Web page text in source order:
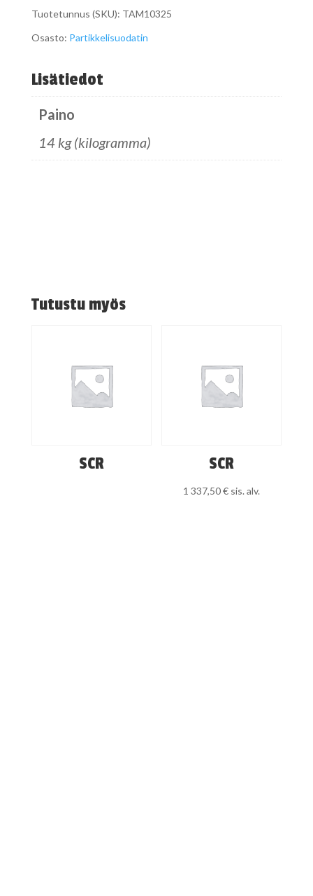
Tuotetunnus (SKU): TAM10325
Osasto: Partikkelisuodatin
Lisätiedot
Paino
14 kg (kilogramma)
Tutustu myös
SCR SCR
1 337,50€ sis. alv.